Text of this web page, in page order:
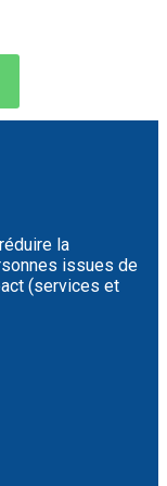
la
issues de
(services et